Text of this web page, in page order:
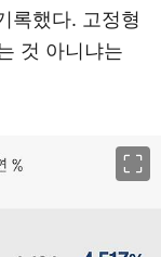
록했다. 고정형
것 아니냐는